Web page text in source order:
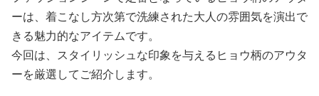
ーは、着こなし方次第で洗練された大人の雰囲気を演出で
きる魅力的なアイテムです。
今回は、スタイリッシュな印象を与えるヒョウ柄のアウタ
ーを厳選してご紹介します。